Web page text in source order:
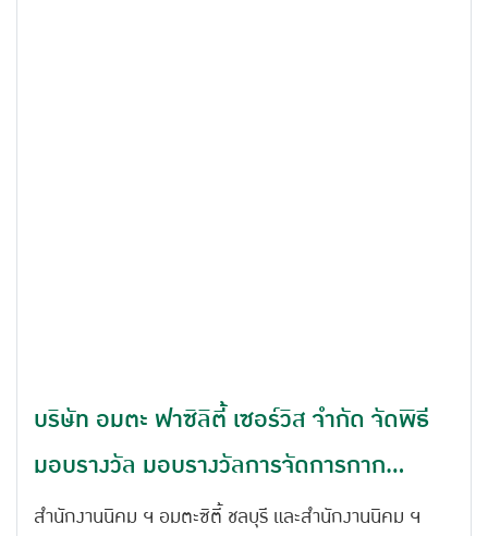
บริษัท อมตะ ฟาซิลิตี้ เซอร์วิส จำกัด จัดพิธี
มอบรางวัล มอบรางวัลการจัดการกาก
อุตสาหกรรมและมูลฝอยในโรงงาน ประจำปี
สำนักงานนิคม ฯ อมตะซิตี้ ชลบุรี และสำนักงานนิคม ฯ